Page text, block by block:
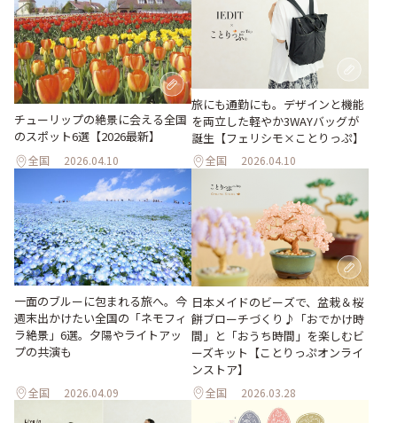
チューリップの絶景に会える全国
のスポット6選【2026最新】
全国 2026.04.10
旅にも通勤にも。デザインと機能
を両立した軽やか3WAYバッグが
誕生【フェリシモ×ことりっぷ】
全国 2026.04.10
一面のブルーに包まれる旅へ。今
週末出かけたい全国の「ネモフィ
ラ絶景」6選。夕陽やライトアッ
プの共演も
全国 2026.04.09
日本メイドのビーズで、盆栽＆桜
餅ブローチづくり♪「おでかけ時
間」と「おうち時間」を楽しむビ
ーズキット【ことりっぷオンライ
ンストア】
全国 2026.03.28